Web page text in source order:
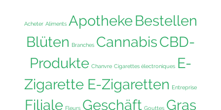
Acheter Aliments ApothekeBestellen
Blüten Branches CannabisCBD-
Produkte Chanvre Cigarettes électroniques E-
Zigarette E-Zigaretten Entreprise
Filiale Fleurs Geschäft Gouttes Gras